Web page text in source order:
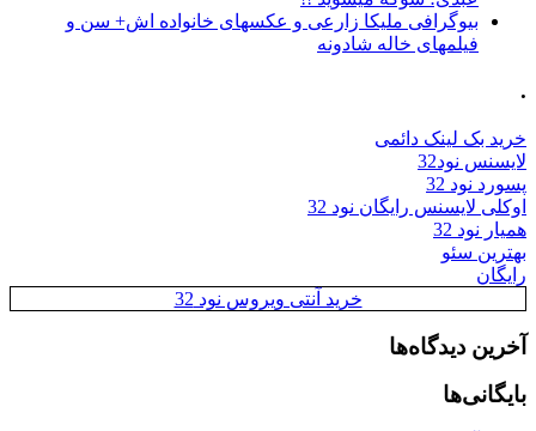
بیوگرافی ملیکا زارعی و عکسهای خانواده اش+ سن و
فیلمهای خاله شادونه
.
خرید بک لینک دائمی
لایسنس نود32
پسورد نود 32
اوکلی لایسنس رایگان نود 32
همیار نود 32
بهترین سئو
رایگان
خرید آنتی ویروس نود 32
آخرین دیدگاه‌ها
بایگانی‌ها